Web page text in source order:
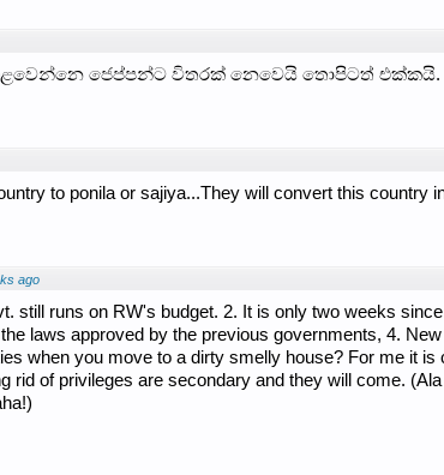
ජෙප්පන්ට විතරක් නෙවෙයි තොපිටත්
to ponila or sajiya...They will convert this country
ago
still runs on RW's budget. 2. It is only two weeks
laws approved by the previous governments, 4.
when you move to a dirty smelly house? For me it is
rid of privileges are secondary and they will come.